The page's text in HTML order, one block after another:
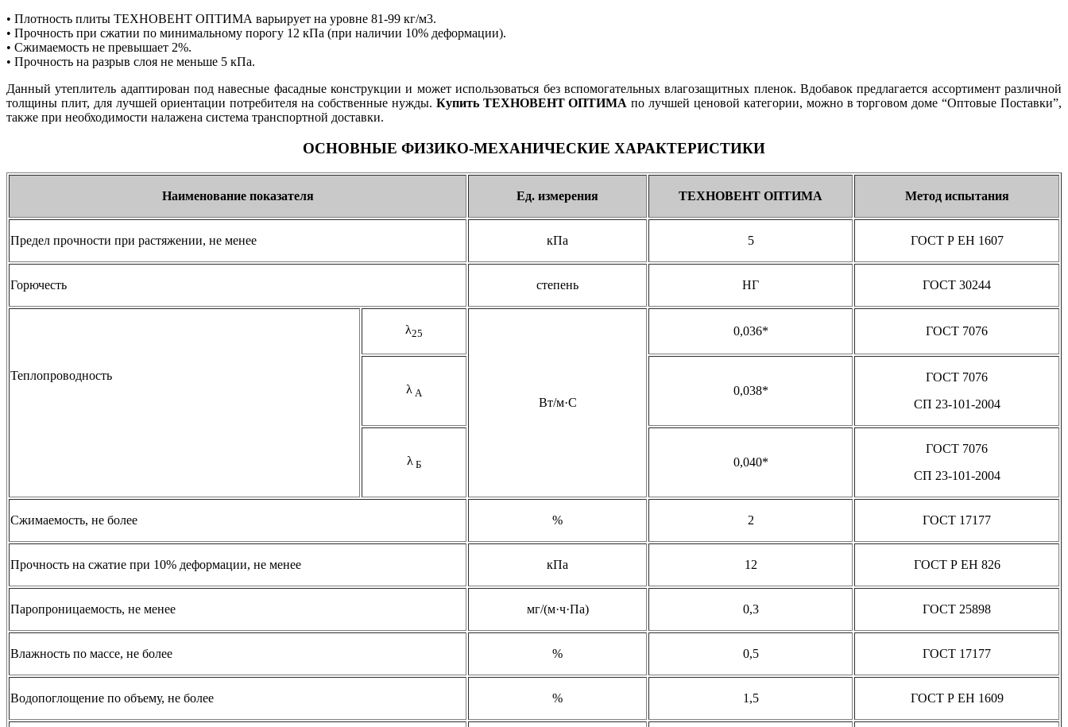
• Плотность плиты ТЕХНОВЕНТ ОПТИМА варьирует на уровне 81-99 кг/м3.
• Прочность при сжатии по минимальному порогу 12 кПа (при наличии 10% деформации).
• Сжимаемость не превышает 2%.
• Прочность на разрыв слоя не меньше 5 кПа.
Данный утеплитель адаптирован под навесные фасадные конструкции и может использоваться без вспомогательных влагозащитных пленок. Вдобавок предлагается ассортимент различной
толщины плит, для лучшей ориентации потребителя на собственные нужды. Купить ТЕХНОВЕНТ ОПТИМА по лучшей ценовой категории, можно в торговом доме “Оптовые Поставки”,
также при необходимости налажена система транспортной доставки.
ОСНОВНЫЕ ФИЗИКО-МЕХАНИЧЕСКИЕ ХАРАКТЕРИСТИКИ
Наименование показателя Ед. измерения ТЕХНОВЕНТ ОПТИМА Метод испытания
Предел прочности при растяжении, не менее кПа 5 ГОСТ Р ЕН 1607
Горючесть степень НГ ГОСТ 30244
Теплопроводность
λ25
Вт/м·С
0,036* ГОСТ 7076
λ А 0,038*
ГОСТ 7076
СП 23-101-2004
λ Б 0,040*
ГОСТ 7076
СП 23-101-2004
Сжимаемость, не более % 2 ГОСТ 17177
Прочность на сжатие при 10% деформации, не менее кПа 12 ГОСТ Р ЕН 826
Паропроницаемость, не менее мг/(м·ч·Па) 0,3 ГОСТ 25898
Влажность по массе, не более % 0,5 ГОСТ 17177
Водопоглощение по объему, не более % 1,5 ГОСТ Р ЕН 1609